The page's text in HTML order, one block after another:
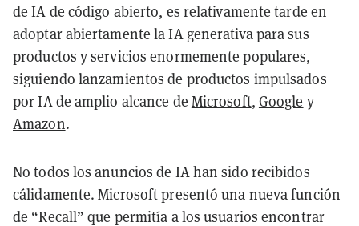
de IA de código abierto, es relativamente tarde en
adoptar abiertamente la IA generativa para sus
productos y servicios enormemente populares,
siguiendo lanzamientos de productos impulsados
por IA de amplio alcance de Microsoft, Google y
Amazon.
No todos los anuncios de IA han sido recibidos
cálidamente. Microsoft presentó una nueva función
de “Recall” que permitía a los usuarios encontrar